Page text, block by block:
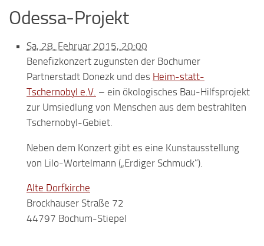
Odessa-Projekt
Sa, 28. Februar 2015, 20:00
Benefizkonzert zugunsten der Bochumer
Partnerstadt Donezk und des Heim-statt-
Tschernobyl e.V. – ein ökologisches Bau-Hilfsprojekt
zur Umsiedlung von Menschen aus dem bestrahlten
Tschernobyl-Gebiet.
Neben dem Konzert gibt es eine Kunstausstellung
von Lilo-Wortelmann („Erdiger Schmuck“).
Alte Dorfkirche
Brockhauser Straße 72
44797 Bochum-Stiepel